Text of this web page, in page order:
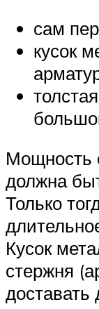
сам
кусок
Мощность
должна
Только
Кусок
стержня
доставать